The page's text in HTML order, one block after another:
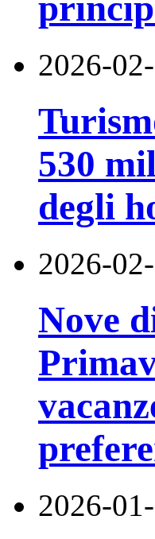
2026-
530
degli
2026-
Nove
2026-